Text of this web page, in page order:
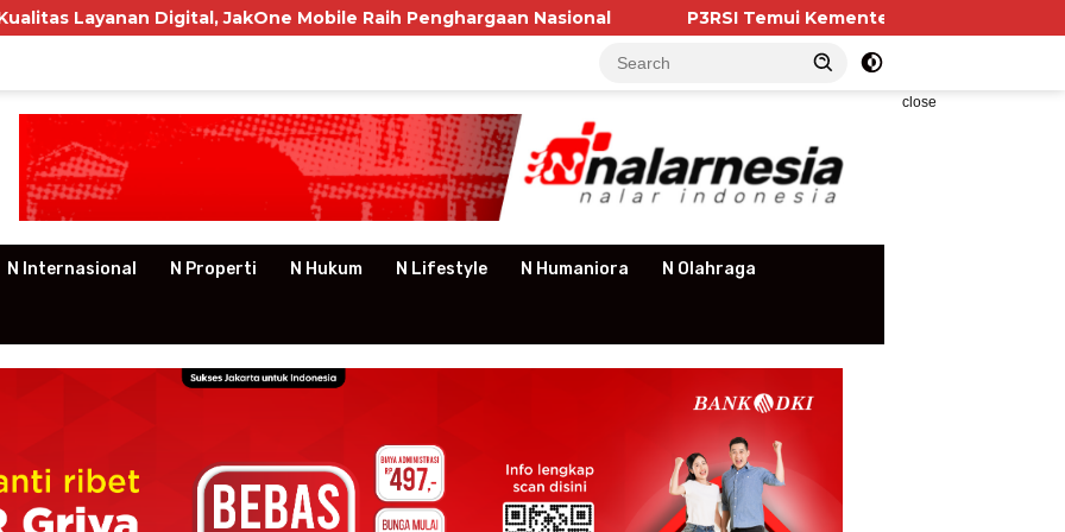
Digital, JakOne Mobile Raih Penghargaan Nasional P3RSI Temui Kementerian PKP, Pengurus Apartemen
close
N Internasional N Properti N Hukum N Lifestyle N Humaniora N Olahraga